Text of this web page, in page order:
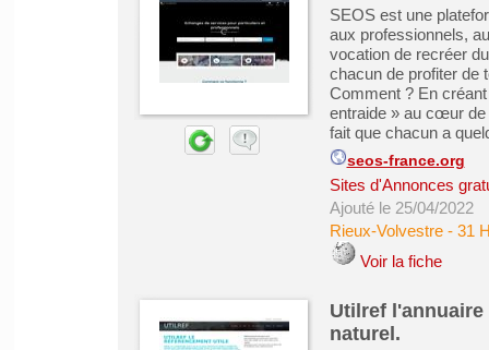
SEOS est une
aux professionnels,
vocation de recréer
chacun de profiter de
Comment ? En
entraide » au cœur de
fait que chacun a
seos-france.org
Sites d'Annonces
Ajouté le 25/04/2022
Rieux-Volvestre- 31
Voir la fiche
Utilref
naturel.